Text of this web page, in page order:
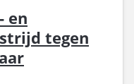
en
tegen